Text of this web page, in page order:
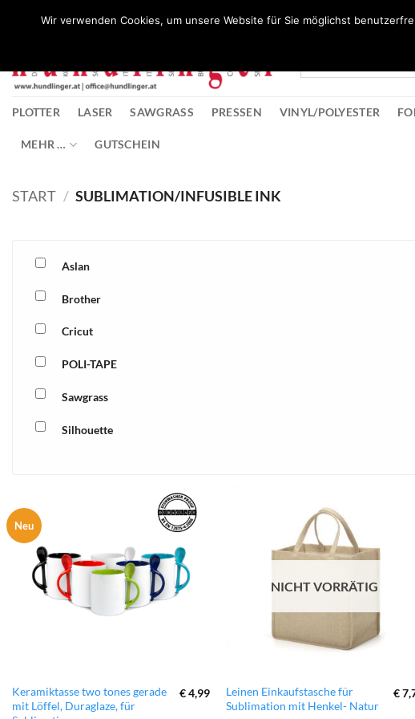
PLOTTER LASER SAWGRASS PRESSEN VINYL/POLYESTER
MEHR … GUTSCHEIN
START / SUBLIMATION/INFUSIBLE INK
Aslan
Brother
Cricut
POLI-TAPE
Sawgrass
Silhouette
Neu
zur
hinzufügen
Keramiktasse two tones gerade
mit Löffel, Duraglaze, für
€4,99
Dieses
Produkt
hinzufügen
NICHT VORRÄTIG
Leinen Einkaufstasche für
Sublimation mit Henkel- Natur
€
Wir verwenden Cookies, um unsere Website für Sie möglichst